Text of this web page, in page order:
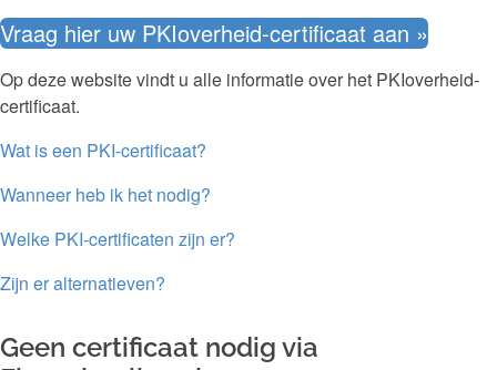
Vraag hier uw PKIoverheid-certificaat aan »
Op deze website vindt u alle informatie over het PKIoverheid-
certificaat.
Wat is een PKI-certificaat?
Wanneer heb ik het nodig?
Welke PKI-certificaten zijn er?
Zijn er alternatieven?
Geen certificaat nodig via